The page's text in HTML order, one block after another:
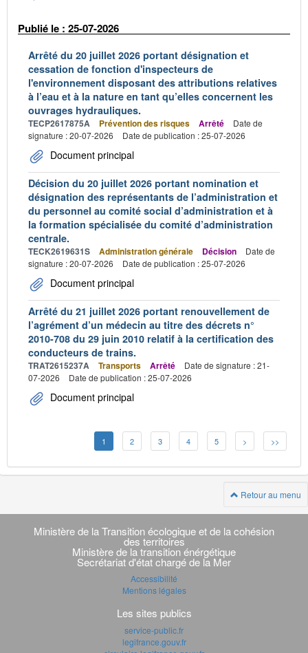
Publié le : 25-07-2026
Arrêté du 20 juillet 2026 portant désignation et
cessation de fonction d'inspecteurs de
l'environnement disposant des attributions relatives
à l’eau et à la nature en tant qu’elles concernent les
ouvrages hydrauliques.
TECP2617875A Prévention des risques Arrêté
Date de
signature : 20-07-2026
Date de publication : 25-07-2026
Document principal
Décision du 20 juillet 2026 portant nomination et
désignation des représentants de l’administration et
du personnel au comité social d’administration et à
la formation spécialisée du comité d’administration
centrale.
TECK2619631S Administration générale Décision
Date de
signature : 20-07-2026
Date de publication : 25-07-2026
Document principal
Arrêté du 21 juillet 2026 portant renouvellement de
l’agrément d’un médecin au titre des décrets n°
2010-708 du 29 juin 2010 relatif à la certification des
conducteurs de trains.
TRAT2615237A Transports Arrêté
Date de signature : 21-
07-2026
Date de publication : 25-07-2026
Document principal
1 2 3 4 5 > >>
Retour au menu
Navigation
transverse
Ministère de la Transition écologique et de la cohésion
des territoires
Ministère de la transition énérgétique
Secrétariat d'état chargé de la Mer
Accessibilité
Mentions légales
Les sites publics
service-public.fr
legifrance.gouv.fr